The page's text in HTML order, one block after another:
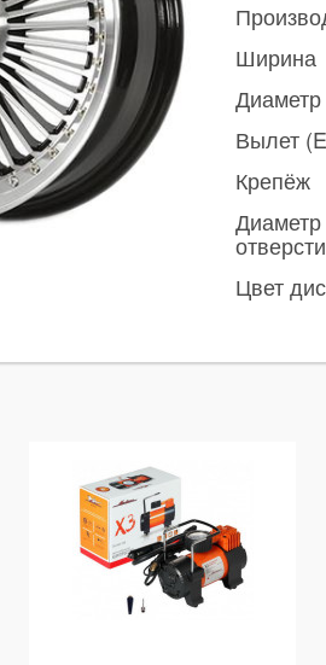
Ширина
Диаметр
Вылет
Крепёж
Диаметр
Цвет